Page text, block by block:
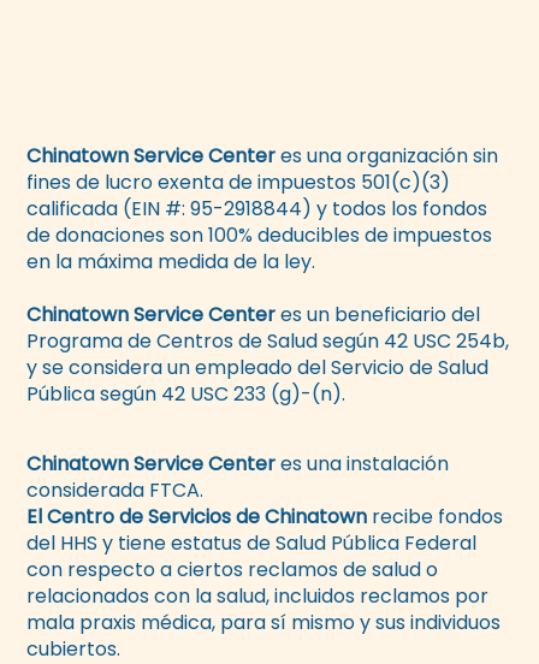
Chinatown Service Centeres una organización sin
fines de lucro exenta de impuestos 501(c)(3)
calificada (EIN #: 95-2918844) y todos los fondos
de donaciones son 100% deducibles de impuestos
en la máxima medida de la ley.
Chinatown Service Centeres un beneficiario del
Programa de Centros de Salud según 42 USC 254b,
y se considera un empleado del Servicio de Salud
Pública según 42 USC 233 (g)-(n).
Chinatown Service Centeres una instalación
considerada FTCA.
El Centro de Servicios de Chinatown recibe fondos
del HHS y tiene estatus de Salud Pública Federal
con respecto a ciertos reclamos de salud o
relacionados con la salud, incluidos reclamos por
mala praxis médica, para sí mismo y sus individuos
cubiertos.